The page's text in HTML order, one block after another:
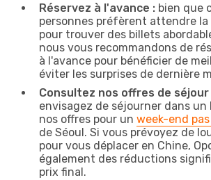
Réservez à l'avance : bien que
personnes préfèrent attendre
pour trouver des billets
nous vous recommandons de
à l'avance pour bénéficier de
éviter les surprises de dernière
Consultez nos offres de séjour
envisagez de séjourner dans un
nos offres pour un week-end
de Séoul. Si vous prévoyez de
pour vous déplacer en Chine,
également des réductions
prix final.